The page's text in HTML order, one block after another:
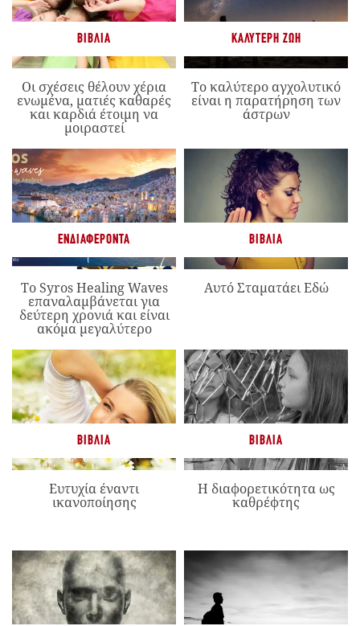
ΒΙΒΛΊΑ
Οι σχέσεις θέλουν χέρια
ενωμένα, ματιές καθαρές
και καρδιά έτοιμη να
μοιραστεί
ΚΑΛΎΤΕΡΗ ΖΩΉ
Το καλύτερο αγχολυτικό
είναι η παρατήρηση των
άστρων
ΕΝΔΙΑΦΈΡΟΝΤΑ
Το Syros Healing Waves
επαναλαμβάνεται για
δεύτερη χρονιά και είναι
ακόμα μεγαλύτερο
ΒΙΒΛΊΑ
Αυτό Σταματάει Εδώ
ΒΙΒΛΊΑ
Ευτυχία έναντι
ικανοποίησης
ΒΙΒΛΊΑ
Η διαφορετικότητα ως
καθρέφτης